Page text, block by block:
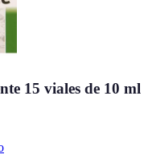
15 viales de 10 ml